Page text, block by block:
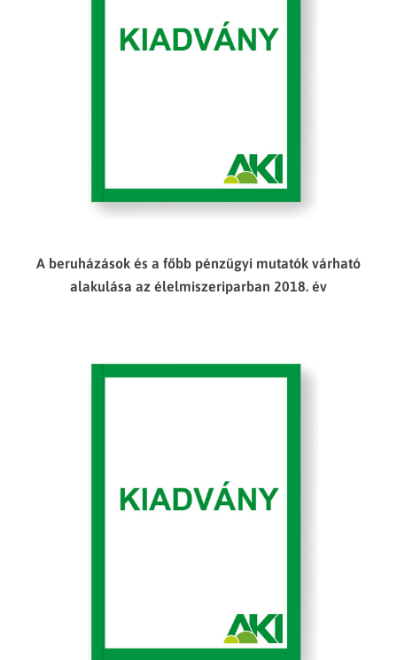
A beruházások és a főbb pénzügyi mutatók várható
alakulása az élelmiszeriparban 2018. év